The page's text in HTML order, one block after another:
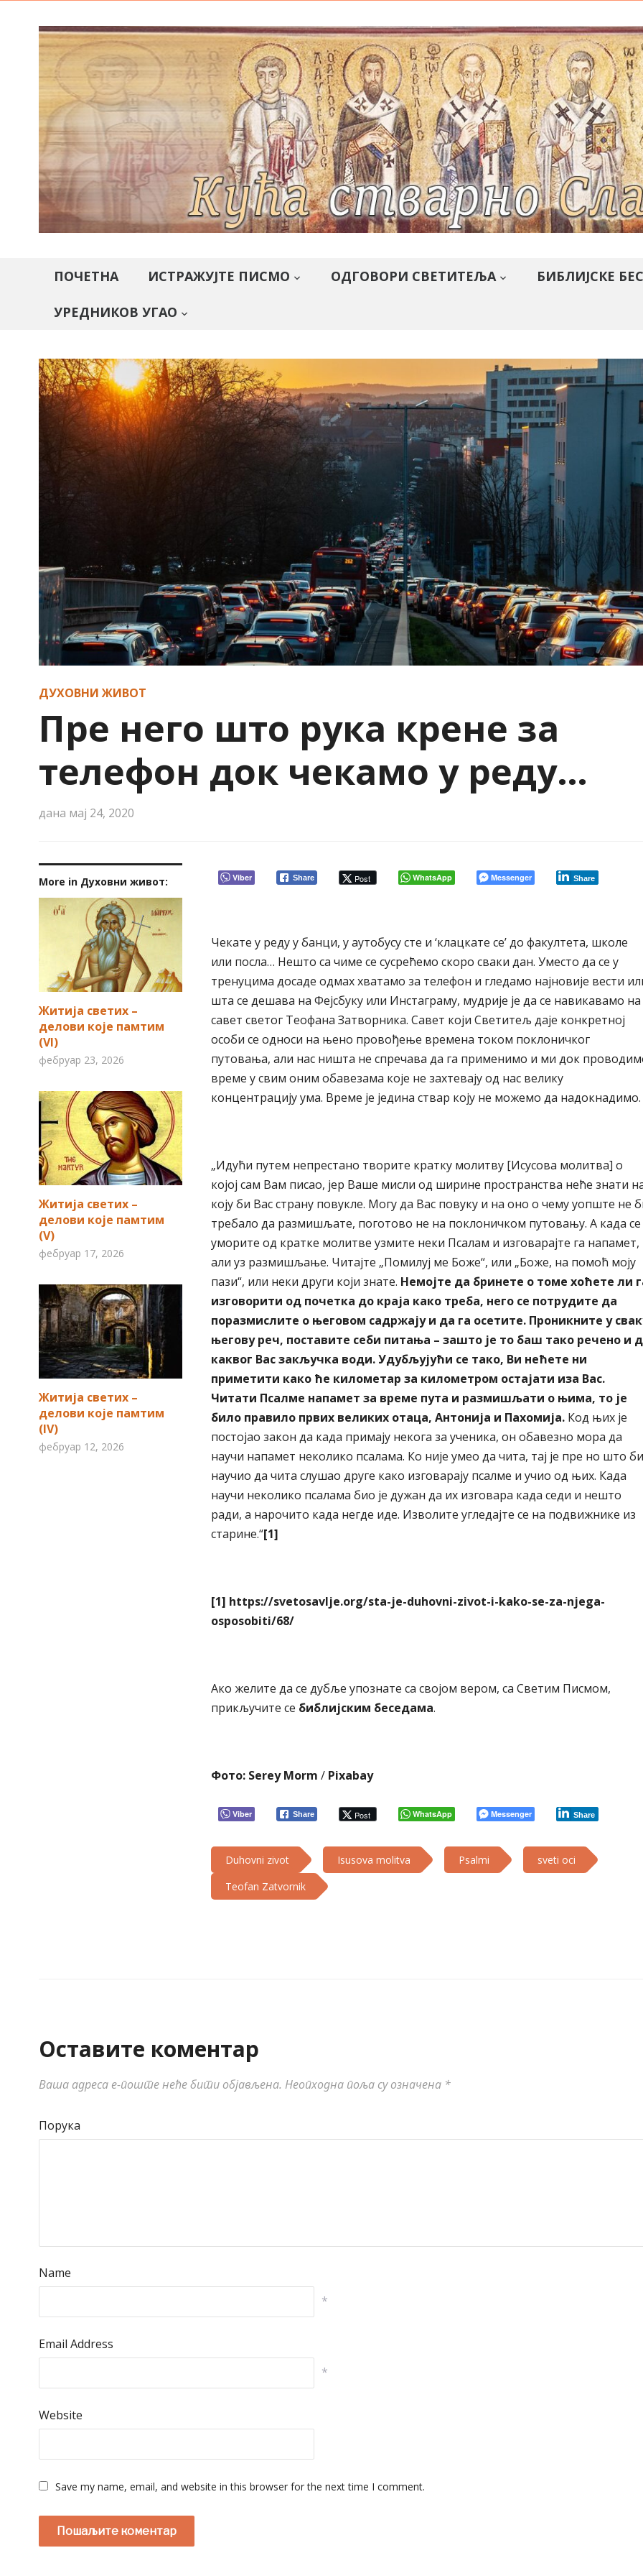
ПОЧЕТНА ИСТРАЖУЈТЕ ПИСМО ОДГОВОРИ СВЕТИТЕЉА БИБЛИЈСКЕ
УРЕДНИКОВ УГАО
ДУХОВНИ ЖИВОТ
Пре него што рука крене за
телефон док чекамо у реду…
дана мај 24, 2020
More in Духовни живот:
Житија светих –
делови које памтим
(VI)
фебруар 23, 2026
Житија светих –
делови које памтим
(V)
фебруар 17, 2026
Житија светих –
делови које памтим
(IV)
фебруар 12, 2026
Viber Share Post WhatsApp Messenger Share
Чекате у реду у банци, у аутобусу сте и ‘клацкате се’ до факултета, школе
или посла… Нешто са чиме се сусрећемо скоро сваки дан. Уместо да се у
тренуцима досаде одмах хватамо за телефон и гледамо најновије вести
шта се дешава на Фејсбуку или Инстаграму, мудрије је да се навикавамо на
савет светог Теофана Затворника. Савет који Светитељ даје конкретној
особи се односи на њено провођење времена током поклоничког
путовања, али нас ништа не спречава да га применимо и ми док
време у свим оним обавезама које не захтевају од нас велику
концентрацију ума. Време је једина ствар коју не можемо да надокнадимо.
„Идући путем непрестано творите кратку молитву [Исусова молитва] о
којој сам Вам писао, јер Ваше мисли од ширине пространства неће знати
коју би Вас страну повукле. Могу да Вас повуку и на оно о чему уопште не
требало да размишљате, поготово не на поклоничком путовању. А када се
уморите од кратке молитве узмите неки Псалам и изговарајте га напамет,
али уз размишљање. Читајте „Помилуј ме Боже“, или „Боже, на помоћ моју
пази“, или неки други који знате. Немојте да бринете о томе хоћете ли
изговорити од почетка до краја како треба, него се потрудите да
поразмислите о његовом садржају и да га осетите. Проникните у
његову реч, поставите себи питања – зашто је то баш тако речено и
каквог Вас закључка води. Удубљујући се тако, Ви нећете ни
приметити како ће километар за километром остајати иза Вас.
Читати Псалме напамет за време пута и размишљати о њима, то је
било правило првих великих отаца, Антонија и Пахомија.Код њих је
постојао закон да када примају некога за ученика, он обавезно мора да
научи напамет неколико псалама. Ко није умео да чита, тај је пре но што би
научио да чита слушао друге како изговарају псалме и учио од њих. Када
научи неколико псалама био је дужан да их изговара када седи и нешто
ради, а нарочито када негде иде. Изволите угледајте се на подвижнике из
старине.“[1]
[1] https://svetosavlje.org/sta-je-duhovni-zivot-i-kako-se-za-njega-
osposobiti/68/
Ако желите да се дубље упознате са својом вером, са Светим Писмом,
прикључите се библијским беседама.
Фото: Serey Morm / Pixabay
Viber Share Post WhatsApp Messenger Share
Duhovni zivot Isusova molitva Psalmi
sveti oci
Teofan Zatvornik
Оставите коментар
Ваша адреса е-поште неће бити објављена. Неопходна поља су означена *
Порука
Name
*
Email Address
*
Website
Save my name, email, and website in this browser for the next time I comment.